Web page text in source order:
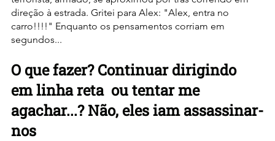
direção à estrada. Gritei para Alex: "Alex, entra no
carro!!!!" Enquanto os pensamentos corriam em
segundos...
O que fazer? Continuar dirigindo
em linha reta  ou tentar me
agachar...? Não, eles iam assassinar-
nos